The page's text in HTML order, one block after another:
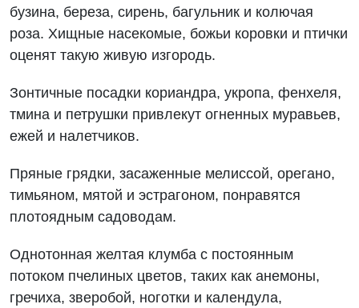
бузина, береза, сирень, багульник и колючая
роза. Хищные насекомые, божьи коровки и птички
оценят такую живую изгородь.
Зонтичные посадки кориандра, укропа, фенхеля,
тмина и петрушки привлекут огненных муравьев,
ежей и налетчиков.
Пряные грядки, засаженные мелиссой, орегано,
тимьяном, мятой и эстрагоном, понравятся
плотоядным садоводам.
Однотонная желтая клумба с постоянным
потоком пчелиных цветов, таких как анемоны,
гречиха, зверобой, ноготки и календула,